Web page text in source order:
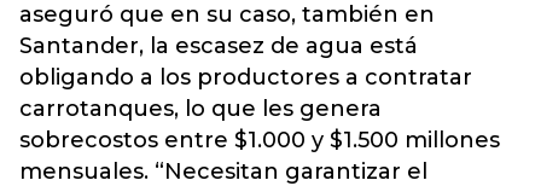
aseguró que en su caso, también en
Santander, la escasez de agua está
obligando a los productores a contratar
carrotanques, lo que les genera
sobrecostos entre $1.000 y $1.500 millones
mensuales. “Necesitan garantizar el